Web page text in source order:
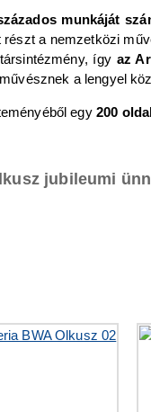
munkáját
a nemzetközi
így az
a lengyel
egy 200
jubileumi